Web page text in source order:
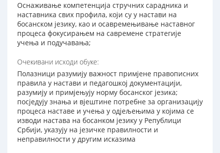
Оснаживање компетенција стручних сарадника и
наставника свих профила, који су у настави на
босанском језику, као и осавремењивање наставног
процеса фокусирањем на савремене стратегије
учења и подучавања;
Очекивани исходи обуке:
Полазници разумију важност примјене правописних
правила у настави и педагошкој документацији,
разумију и примјењују норму босанског језика;
посједују знања и вјештине потребне за организацију
процеса наставе и учења у одјељењима у којима се
изводи настава на босанком језику у Републици
Србији, указују на језичке правилности и
неправилности у другим исказима